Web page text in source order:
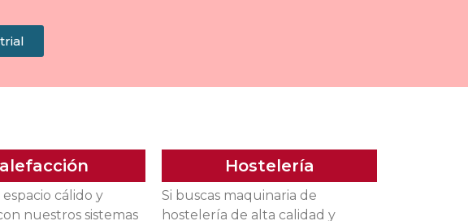
cálido y
nuestros sistemas
Hostelería
Si buscas maquinaria de
hostelería de alta calidad y